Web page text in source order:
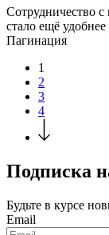
Сотрудничество с
стало ещё удобнее
Пагинация
1
2
3
4
Подписка
Будьте в курсе
Email